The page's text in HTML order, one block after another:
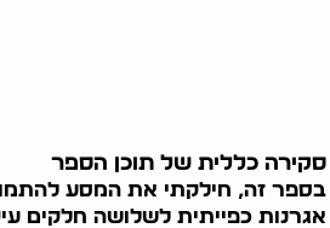
סקירה כללית של תוכן הספר
בספר זה, חילקתי את המסע
אגרנות כפייתית לשלושה חלקים